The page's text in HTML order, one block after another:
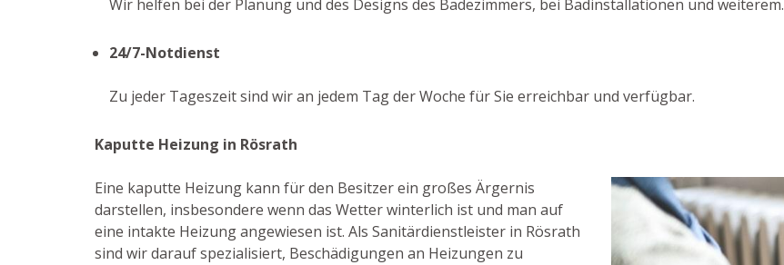
Wir helfen bei der Planung und des Designs des Badezimmers, bei Badinstallationen und weiterem.
24/7-Notdienst
Zu jeder Tageszeit sind wir an jedem Tag der Woche für Sie erreichbar und verfügbar.
Kaputte Heizung in Rösrath
Eine kaputte Heizung kann für den Besitzer ein großes Ärgernis
darstellen, insbesondere wenn das Wetter winterlich ist und man auf
eine intakte Heizung angewiesen ist. Als Sanitärdienstleister in Rösrath
sind wir darauf spezialisiert, Beschädigungen an Heizungen zu